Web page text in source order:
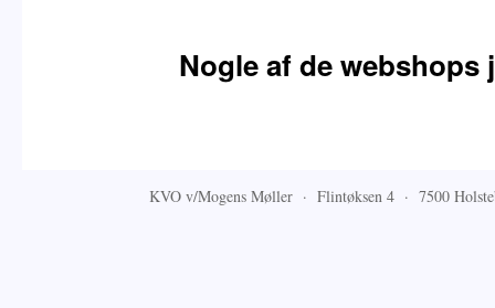
Nogle af de
KVO v/Mogens Møller · Flintøksen 4 · 7500